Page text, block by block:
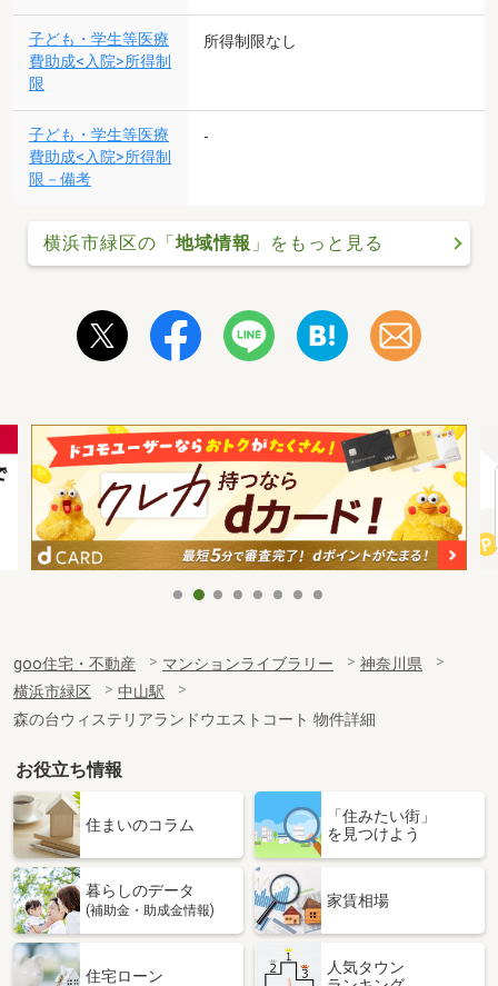
子ども・学生等医療
費助成<入院>所得制
限
所得制限なし
子ども・学生等医療
費助成<入院>所得制
限－備考
-
横浜市緑区の「地域情報 」をもっと見る
goo住宅・不動産 マンションライブラリー
神奈川県
横浜市緑区
中山駅
森の台ウィステリアランドウエストコート 物件詳細
お役立ち情報
住まいのコラム
「住みたい街」
を見つけよう
暮らしのデータ
(補助金・助成金情報)
家賃相場
住宅ローン
人気タウン